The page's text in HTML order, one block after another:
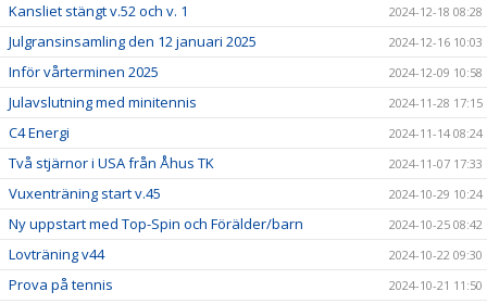
Kansliet stängt v.52 och v. 1 2024-12-18 08:28
Julgransinsamling den 12 januari 2025 2024-12-16 10:03
Inför vårterminen 2025 2024-12-09 10:58
Julavslutning med minitennis 2024-11-28 17:15
C4 Energi 2024-11-14 08:24
Två stjärnor i USA från Åhus TK 2024-11-07 17:33
Vuxenträning start v.45 2024-10-29 10:24
Ny uppstart med Top-Spin och Förälder/barn 2024-10-25 08:42
Lovträning v44 2024-10-22 09:30
Prova på tennis 2024-10-21 11:50